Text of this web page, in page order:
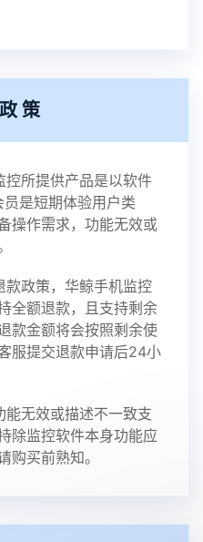
策
控所提供产品是以软件
是短期体验用户类
操作需求，功能无效或
款政策，华鲸手机监控
全额退款，且支持剩余
款金额将会按照剩余使
服提交退款申请后24小
能无效或描述不一致支
除监控软件本身功能应
购买前熟知。